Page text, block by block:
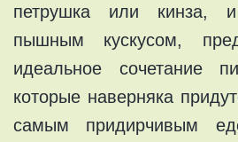
петрушка или кинза,
пышным кускусом,
идеальное сочетание
которые наверняка
самым придирчивым